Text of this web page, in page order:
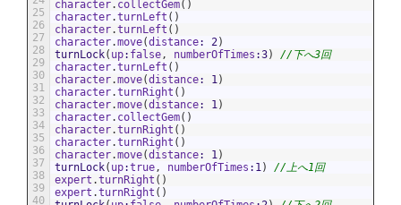
25
26
27
28
29
30
31
32
33
34
35
36
37
38
39
40
character. collectGem( )
character.turnLeft ( )
character.turnLeft ( )
character.move(distance: 2)
turnLock( up: false , numberOfTimes :3)
//下へ3回
character.turnLeft ( )
character.move(distance: 1 )
character.turnRight ( )
character.move(distance: 1 )
character. collectGem( )
character.turnRight ( )
character.turnRight ( )
character.move(distance: 1 )
turnLock( up:true , numberOfTimes : 1 )
//上へ1回
expert .turnRight ( )
expert .turnRight ( )